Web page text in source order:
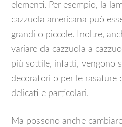
elementi. Per esempio, la
cazzuola americana può
grandi o piccole. Inoltre,
variare da cazzuola a
più sottile, infatti, vengono
decoratori o per le rasature
delicati e particolari.
Ma possono anche